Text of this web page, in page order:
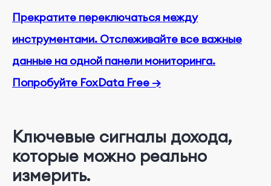
Прекратите переключаться между
инструментами. Отслеживайте все важные
данные на одной панели мониторинга.
Попробуйте FoxData Free →
Ключевые сигналы дохода,
которые можно реально
измерить.